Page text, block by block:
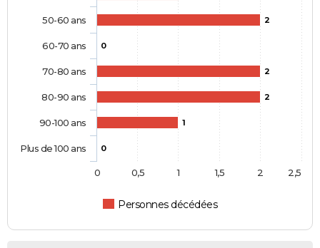
2
0
2
2
1
0
Personnes décédées
50-60 ans
60-70 ans
70-80 ans
80-90 ans
90-100 ans
Plus de 100 ans
0 0,5 1 1,5 2 2,5